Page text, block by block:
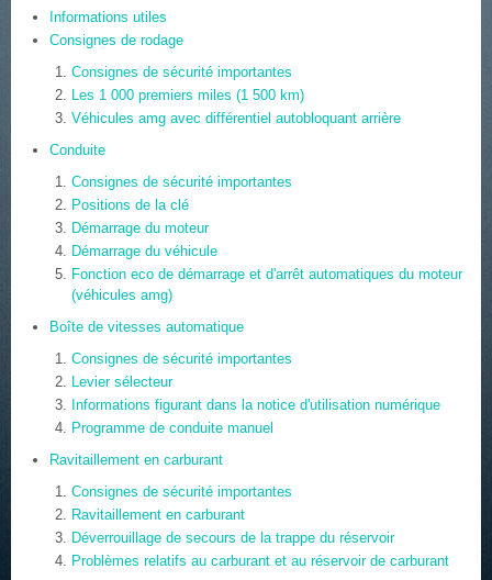
Informations utiles
Consignes de rodage
Consignes de sécurité importantes
Les 1 000 premiers miles (1 500 km)
Véhicules amg avec différentiel autobloquant arrière
Conduite
Consignes de sécurité importantes
Positions de la clé
Démarrage du moteur
Démarrage du véhicule
Fonction eco de démarrage et d'arrêt automatiques du moteur
(véhicules amg)
Boîte de vitesses automatique
Consignes de sécurité importantes
Levier sélecteur
Informations figurant dans la notice d'utilisation numérique
Programme de conduite manuel
Ravitaillement en carburant
Consignes de sécurité importantes
Ravitaillement en carburant
Déverrouillage de secours de la trappe du réservoir
Problèmes relatifs au carburant et au réservoir de carburant